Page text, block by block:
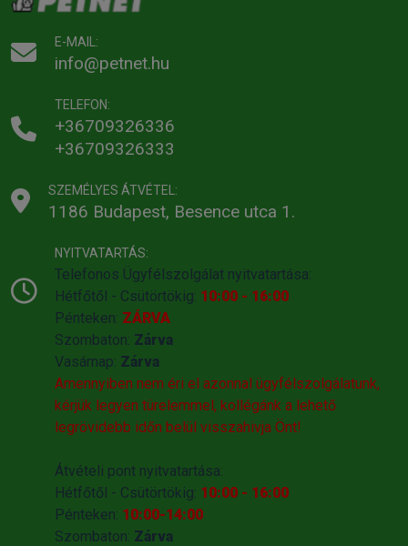
E-MAIL:
info@petnet.hu
TELEFON:
+36709326336
+36709326333
SZEMÉLYES ÁTVÉTEL:
1186 Budapest, Besence utca 1.
NYITVATARTÁS:
Telefonos Ügyfélszolgálat nyitvatartása:
Hétfőtől - Csütörtökig: 10:00 - 16:00
Pénteken: ZÁRVA
Szombaton: Zárva
Vasárnap: Zárva
Amennyiben nem éri el azonnal ügyfélszolgálatunk,
kérjük legyen türelemmel, kollégánk a lehető
legrövidebb időn belül visszahivja Önt!
Átvételi pont nyitvatartása:
Hétfőtől - Csütörtökig: 10:00 - 16:00
Pénteken: 10:00-14:00
Szombaton: Zárva